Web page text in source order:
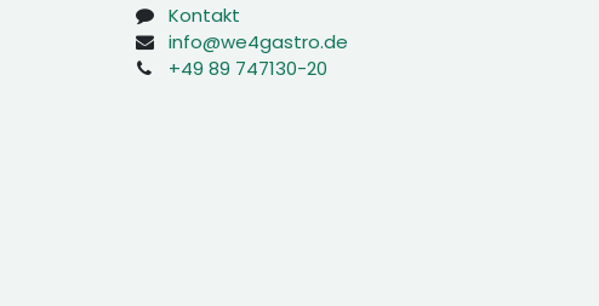
Kontakt
info@we4gastro.de
+49 89 747130-20